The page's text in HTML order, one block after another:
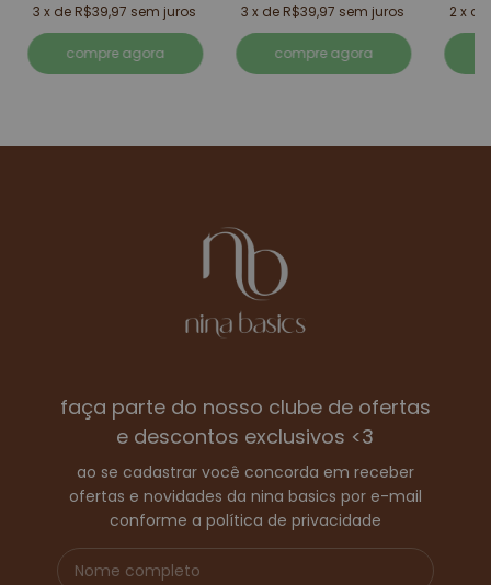
3 x de R$39,97 sem juros
compre agora
3 x de R$39,97 sem juros
compre agora
2x de
faça parte do nosso clube de ofertas
e descontos exclusivos <3
ao se cadastrar você concorda em receber
ofertas e novidades da nina basics por e-mail
conforme a política de privacidade